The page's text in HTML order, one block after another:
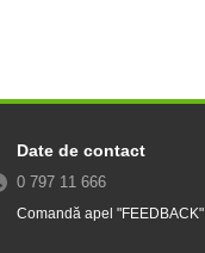
Date de contact
0 797 11 666
Comandă apel "FEEDBACK"